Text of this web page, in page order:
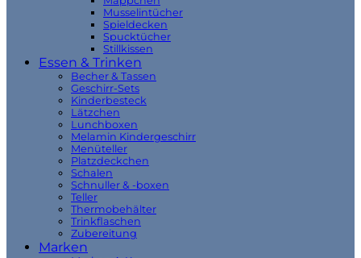
Musselintücher
Spieldecken
Spucktücher
Stillkissen
Essen & Trinken
Becher & Tassen
Geschirr-Sets
Kinderbesteck
Lätzchen
Lunchboxen
Melamin Kindergeschirr
Menüteller
Platzdeckchen
Schalen
Schnuller & -boxen
Teller
Thermobehälter
Trinkflaschen
Zubereitung
Marken